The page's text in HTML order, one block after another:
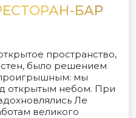
БАР
пространство,
было решением
мы
открытым небом. При
Ле
великого